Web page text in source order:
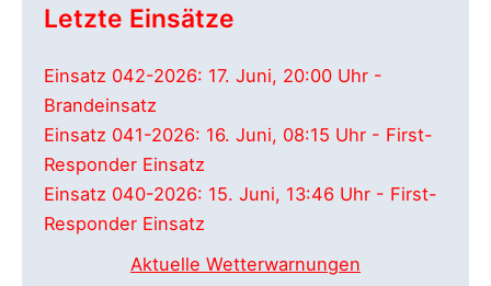
Letzte Einsätze
Einsatz 042-2026: 17. Juni, 20:00 Uhr -
Brandeinsatz
Einsatz 041-2026: 16. Juni, 08:15 Uhr - First-
Responder Einsatz
Einsatz 040-2026: 15. Juni, 13:46 Uhr - First-
Responder Einsatz
Aktuelle Wetterwarnungen